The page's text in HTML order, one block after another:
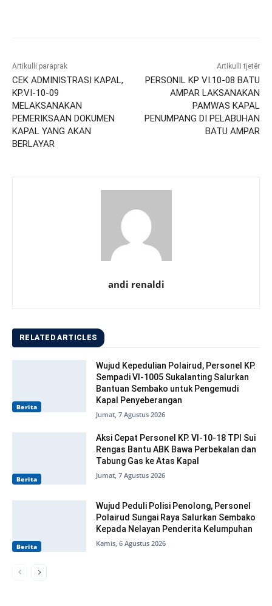
Artikulli paraprak
CEK ADMINISTRASI KAPAL,
KP.VI-10-09
MELAKSANAKAN
PEMERIKSAAN DOKUMEN
KAPAL YANG AKAN
BERLAYAR
Artikulli tjetër
PERSONIL KP VI.10-08 BATU
AMPAR LAKSANAKAN
PAMWAS KAPAL
PENUMPANG DI PELABUHAN
BATU AMPAR
andi renaldi
RELATED ARTICLES
Berita
Wujud Kepedulian Polairud, Personel KP.
Sempadi VI-1005 Sukalanting Salurkan
Bantuan Sembako untuk Pengemudi
Kapal Penyeberangan
Jumat, 7 Agustus 2026
Berita
Aksi Cepat Personel KP. VI-10-18 TPI Sui
Rengas Bantu ABK Bawa Perbekalan dan
Tabung Gas ke Atas Kapal
Jumat, 7 Agustus 2026
Berita
Wujud Peduli Polisi Penolong, Personel
Polairud Sungai Raya Salurkan Sembako
Kepada Nelayan Penderita Kelumpuhan
Kamis, 6 Agustus 2026